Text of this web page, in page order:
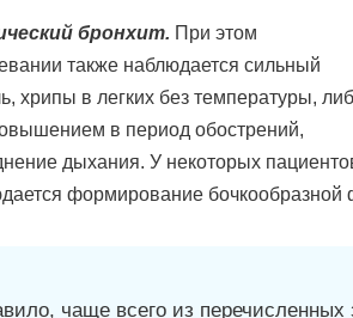
бронхит. При этом
также наблюдается сильный
хрипы в легких без температуры,
в период обострений,
дыхания. У некоторых
формирование бочкообразной
чаще всего из